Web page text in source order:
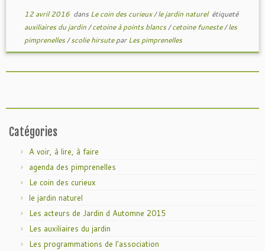
12 avril 2016dans Le coin des curieux/le jardin naturel étiqueté
auxiliaires du jardin/cetoine à points blancs/cetoine funeste/les
pimprenelles/scolie hirsuteparLes pimprenelles
Catégories
A voir, à lire, à faire
agenda des pimprenelles
Le coin des curieux
le jardin naturel
Les acteurs de Jardin d Automne 2015
Les auxiliaires du jardin
Les programmations de l'association